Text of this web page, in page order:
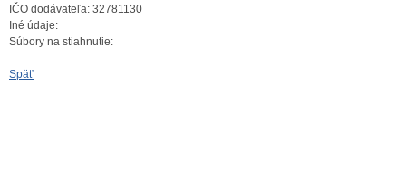
IČO dodávateľa: 32781130
Iné údaje:
Súbory na stiahnutie:
Späť